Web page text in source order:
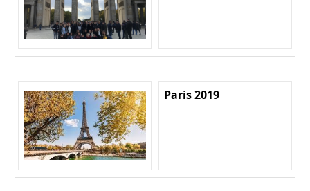
Paris 2019